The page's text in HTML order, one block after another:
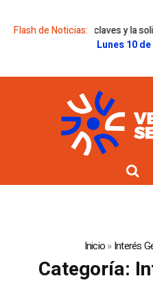
Flash de Noticias:
y la solicitud de licencia de
Lunes 10
Inicio»Interés
Categoría: